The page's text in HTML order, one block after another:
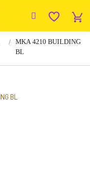
MKA 4210 BUILDING
BL